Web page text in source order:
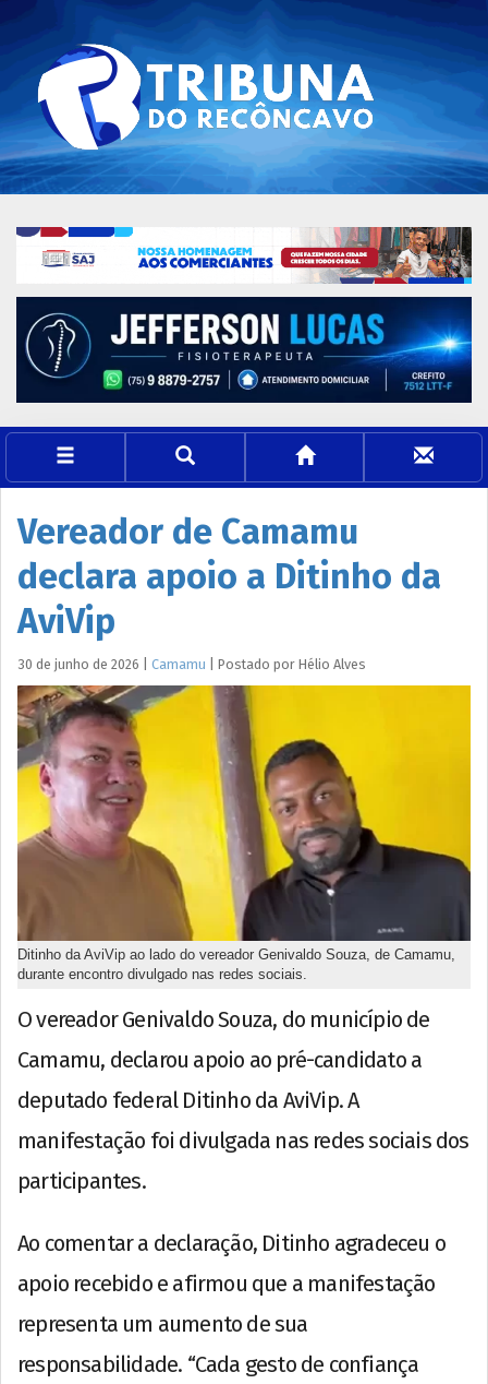
Vereador de Camamu
declara apoio a Ditinho da
AviVip
30 de junho de 2026 Camamu Postado por Hélio Alves
Ditinho da AviVip ao lado do vereador Genivaldo Souza, de Camamu,
durante encontro divulgado nas redes sociais.
O vereador Genivaldo Souza, do município de
Camamu, declarou apoio ao pré-candidato a
deputado federal Ditinho da AviVip. A
manifestação foi divulgada nas redes sociais dos
participantes.
Ao comentar a declaração, Ditinho agradeceu o
apoio recebido e afirmou que a manifestação
representa um aumento de sua
responsabilidade. “Cada gesto de confiança